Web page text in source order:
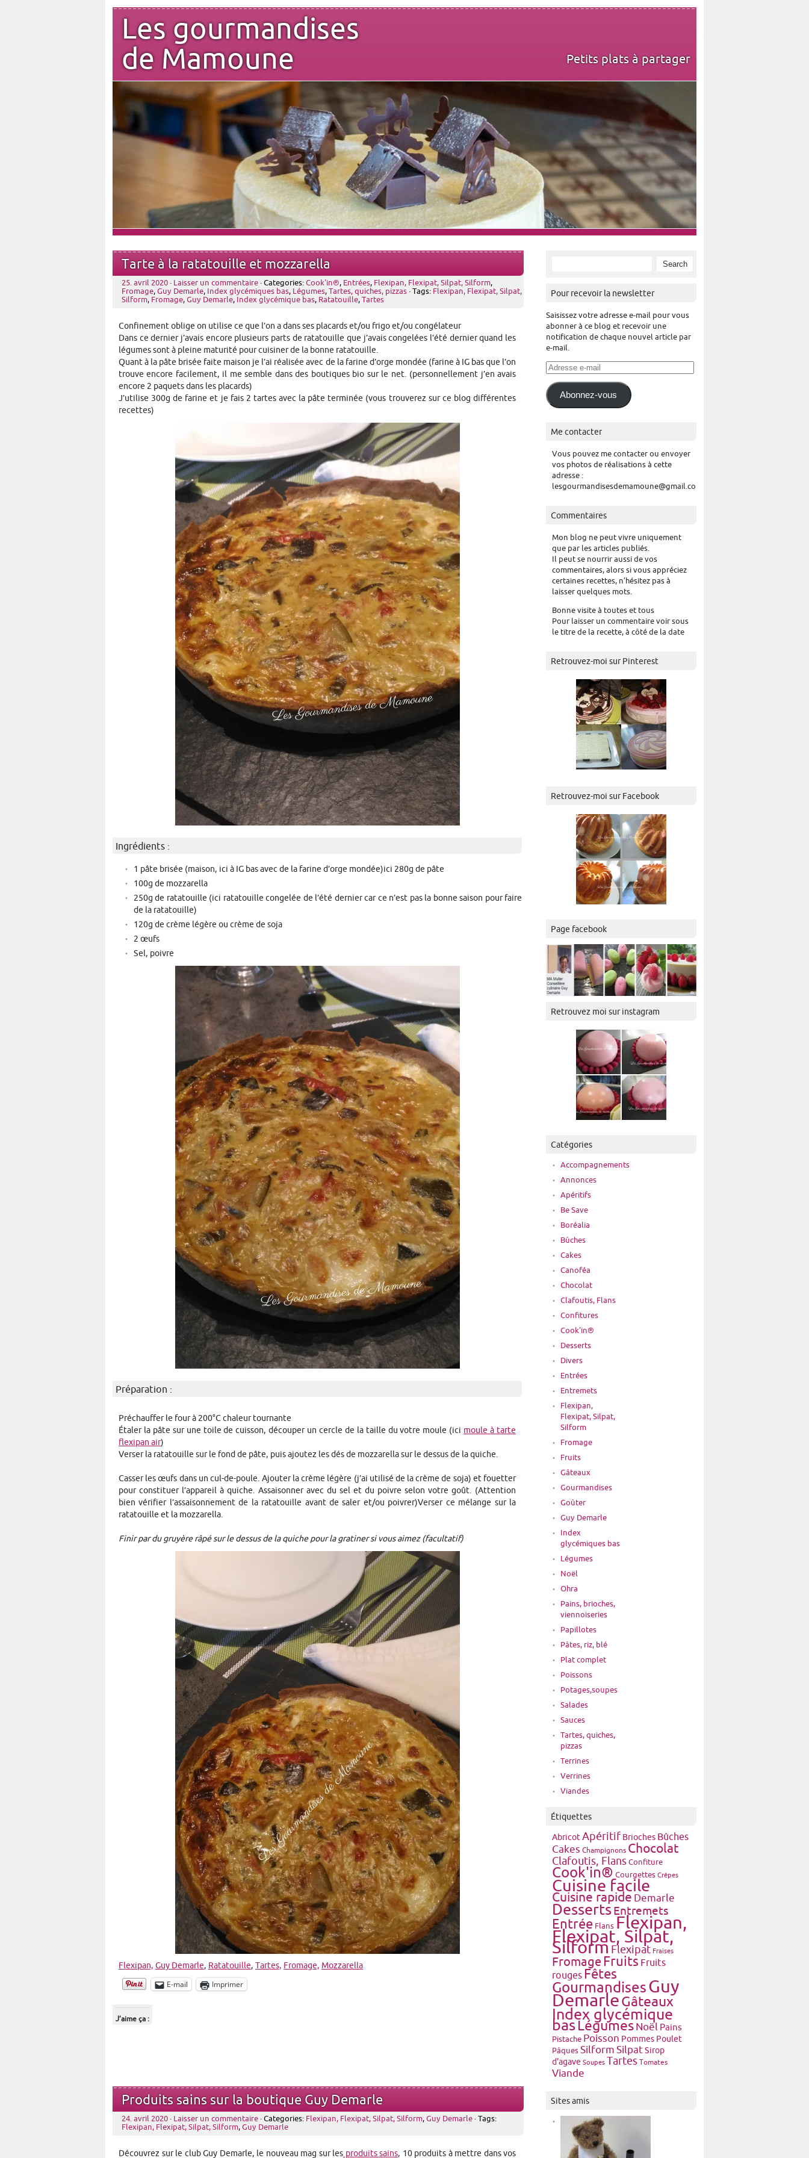
Les gourmandises
de Mamoune
Petits plats à partager
Tarte à la ratatouille et mozzarella
25. avril 2020 · Laisser un commentaire · Categories: Cook'in®, Entrées, Flexipan, Flexipat, Silpat, Silform,
Fromage, Guy Demarle, Index glycémiques bas, Légumes, Tartes, quiches, pizzas · Tags: Flexipan, Flexipat, Silpat,
Silform, Fromage, Guy Demarle, Index glycémique bas, Ratatouille, Tartes
Confinement oblige on utilise ce que l’on a dans ses placards et/ou frigo et/ou congélateur
Dans ce dernier j’avais encore plusieurs parts de ratatouille que j’avais congelées l’été dernier quand les
légumes sont à pleine maturité pour cuisiner de la bonne ratatouille.
Quant à la pâte brisée faite maison je l’ai réalisée avec de la farine d’orge mondée (farine à IG bas que l’on
trouve encore facilement, il me semble dans des boutiques bio sur le net. (personnellement j’en avais
encore 2 paquets dans les placards)
J’utilise 300g de farine et je fais 2 tartes avec la pâte terminée (vous trouverez sur ce blog différentes
recettes)
Ingrédients :
1 pâte brisée (maison, ici à IG bas avec de la farine d’orge mondée)ici 280g de pâte
100g de mozzarella
250g de ratatouille (ici ratatouille congelée de l’été dernier car ce n’est pas la bonne saison pour faire
de la ratatouille)
120g de crème légère ou crème de soja
2 œufs
Sel, poivre
Préparation :
Préchauffer le four à 200°C chaleur tournante
Étaler la pâte sur une toile de cuisson, découper un cercle de la taille du votre moule (ici moule à tarte
flexipan air)
Verser la ratatouille sur le fond de pâte, puis ajoutez les dés de mozzarella sur le dessus de la quiche.
Casser les œufs dans un cul-de-poule. Ajouter la crème légère (j’ai utilisé de la crème de soja) et fouetter
pour constituer l’appareil à quiche. Assaisonner avec du sel et du poivre selon votre goût. (Attention
bien vérifier l’assaisonnement de la ratatouille avant de saler et/ou poivrer)Verser ce mélange sur la
ratatouille et la mozzarella.
Finir par du gruyère râpé sur le dessus de la quiche pour la gratiner si vous aimez (facultatif)
Flexipan, Guy Demarle, Ratatouille, Tartes, Fromage, Mozzarella
E-mail Imprimer
J’aime ça :
Produits sains sur la boutique Guy Demarle
24. avril 2020 · Laisser un commentaire · Categories: Flexipan, Flexipat, Silpat, Silform, Guy Demarle · Tags:
Flexipan, Flexipat, Silpat, Silform, Guy Demarle
Découvrez sur le club Guy Demarle, le nouveau mag sur les produits sains, 10 produits à mettre dans vos
Pour recevoir la newsletter
Saisissez votre adresse e-mail pour vous
abonner à ce blog et recevoir une
notification de chaque nouvel article par
e-mail.
Adresse
mail
Abonnez-vous
Me contacter
Vous pouvez me contacter ou envoyer
vos photos de réalisations à cette
adresse :
lesgourmandisesdemamoune@gmail.com
Commentaires
Mon blog ne peut vivre uniquement
que par les articles publiés.
Il peut se nourrir aussi de vos
commentaires, alors si vous appréciez
certaines recettes, n’hésitez pas à
laisser quelques mots.
Bonne visite à toutes et tous
Pour laisser un commentaire voir sous
le titre de la recette, à côté de la date
Retrouvez-moi sur Pinterest
Retrouvez-moi sur Facebook
Page facebook
Retrouvez moi sur instagram
Catégories
Accompagnements
Annonces
Apéritifs
Be Save
Boréalia
Bûches
Cakes
Canoféa
Chocolat
Clafoutis, Flans
Confitures
Cook'in®
Desserts
Divers
Entrées
Entremets
Flexipan,
Flexipat, Silpat,
Silform
Fromage
Fruits
Gâteaux
Gourmandises
Goûter
Guy Demarle
Index
glycémiques bas
Légumes
Noël
Ohra
Pains, brioches,
viennoiseries
Papillotes
Pâtes, riz, blé
Plat complet
Poissons
Potages,soupes
Salades
Sauces
Tartes, quiches,
pizzas
Terrines
Verrines
Viandes
Étiquettes
Abricot Apéritif Brioches Bûches
Cakes Champignons Chocolat
Clafoutis, Flans Confiture
Cook'in® Courgettes Crêpes
Cuisine facile
Cuisine rapide Demarle
Desserts Entremets
Entrée Flans Flexipan,
Flexipat, Silpat,
Silform Flexipat Fraises
Fromage Fruits Fruits
rouges Fêtes
Gourmandises Guy
Demarle Gâteaux
Index glycémique
bas Légumes Noël Pains
Pistache Poisson Pommes Poulet
Pâques Silform Silpat Sirop
d'agave Soupes Tartes Tomates
Viande
Sites amis